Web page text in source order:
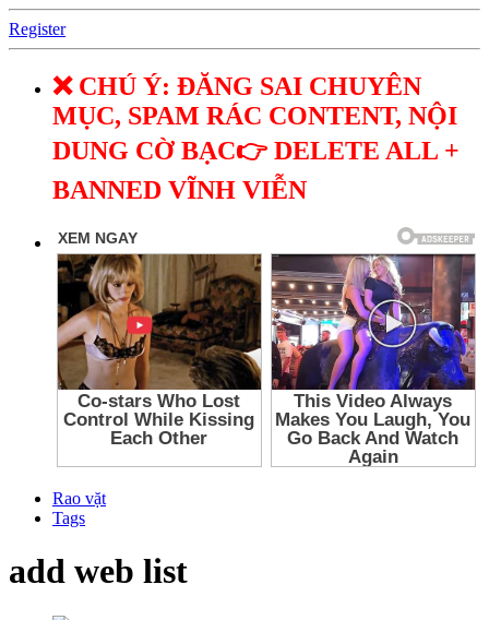
Register
❌ CHÚ Ý: ĐĂNG SAI CHUYÊN
MỤC, SPAM RÁC CONTENT, NỘI
DUNG CỜ BẠC👉 DELETE ALL +
BANNED VĨNH VIỄN
Rao vặt
Tags
add web list